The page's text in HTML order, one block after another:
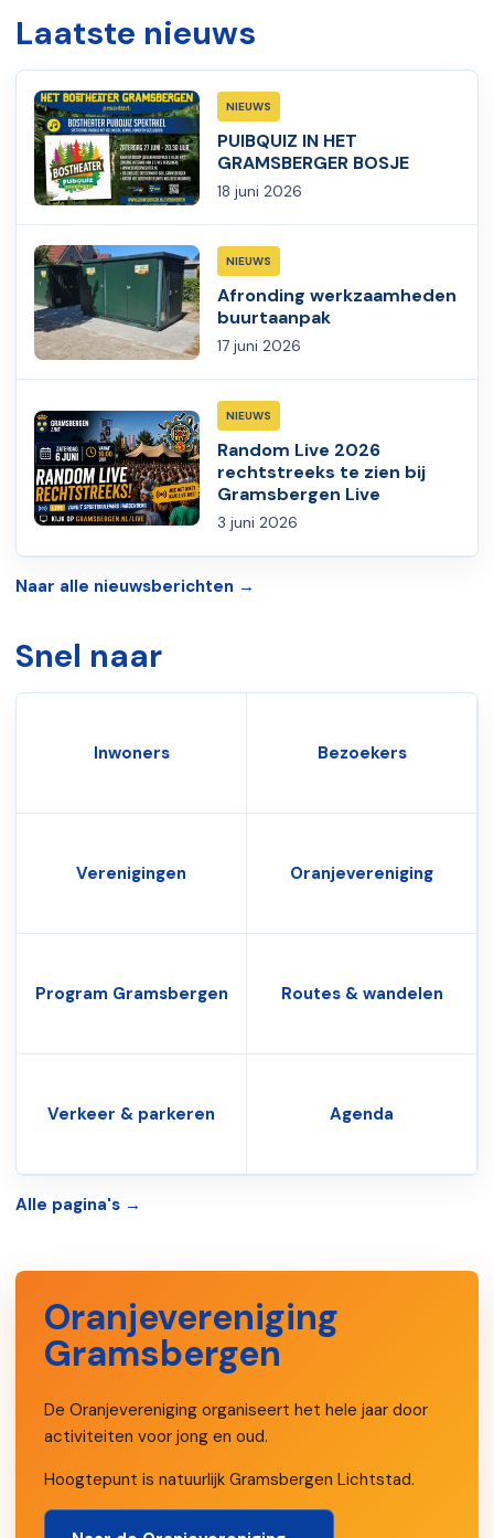
Laatste nieuws
NIEUWS
PUIBQUIZ IN HET
GRAMSBERGER BOSJE
18 juni 2026
NIEUWS
Afronding werkzaamheden
buurtaanpak
17 juni 2026
NIEUWS
Random Live 2026
rechtstreeks te zien bij
Gramsbergen Live
3 juni 2026
Naar alle nieuwsberichten →
Snel naar
Inwoners Bezoekers
Verenigingen Oranjevereniging
Program Gramsbergen Routes & wandelen
Verkeer & parkeren Agenda
Alle pagina's →
Oranjevereniging
Gramsbergen
De Oranjevereniging organiseert het hele jaar door
activiteiten voor jong en oud.
Hoogtepunt is natuurlijk Gramsbergen Lichtstad.